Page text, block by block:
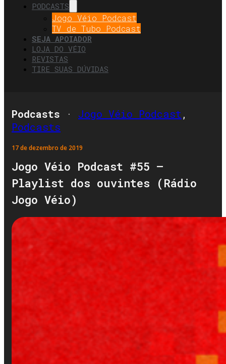
PODCASTS
Jogo Véio Podcast
TV de Tubo Podcast
SEJA APOIADOR
LOJA DO VÉIO
REVISTAS
TIRE SUAS DÚVIDAS
Podcasts · Jogo Véio Podcast,
Podcasts
17 de dezembro de 2019
Jogo Véio Podcast #55 –
Playlist dos ouvintes (Rádio
Jogo Véio)